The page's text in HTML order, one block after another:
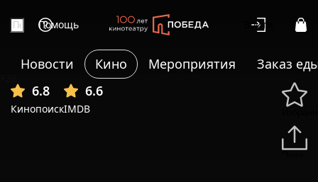
Помощь Войти
Новости Кино Мероприятия
Заказ
6.8
Кинопоиск
6.6
IMDB